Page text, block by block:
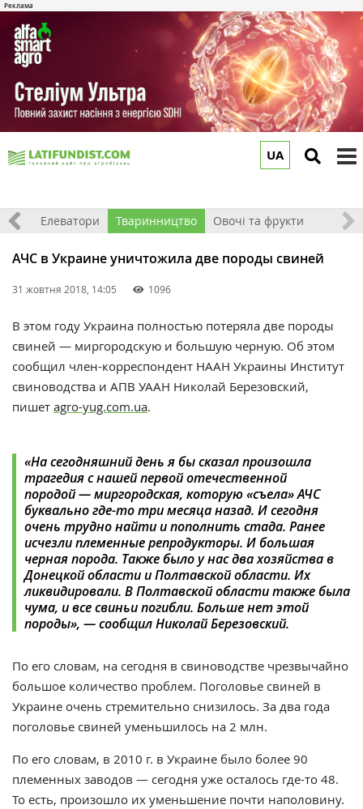
UA
Елеватори Тваринництво Овочі та фрукти
АЧС в Украине уничтожила две породы свиней
31 жовтня 2018, 14:05 1096
В этом году Украина полностью потеряла две породы
свиней — миргородскую и большую черную. Об этом
сообщил член-корреспондент НААН Украины Институт
свиноводства и АПВ УААН Николай Березовский,
пишет agro-yug.com.ua.
«На сегодняшний день я бы сказал произошла
трагедия с нашей первой отечественной
породой — миргородская, которую «съела» АЧС
буквально где-то три месяца назад. И сегодня
очень трудно найти и пополнить стада. Ранее
исчезли племенные репродукторы. И большая
черная порода. Также было у нас два хозяйства в
Донецкой области и Полтавской области. Их
ликвидировали. В Полтавской области также была
чума, и все свиньи погибли. Больше нет этой
породы», — сообщил Николай Березовский.
По его словам, на сегодня в свиноводстве чрезвычайно
большое количество проблем. Поголовье свиней в
Украине очень стремительно снизилось. За два года
поголовье свиней уменьшилось на 2 млн.
По его словам, в 2010 г. в Украине было более 90
племенных заводов — сегодня уже осталось где-то 48.
То есть, произошло их уменьшение почти наполовину.